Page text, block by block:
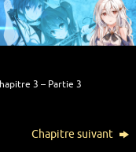
3 – Partie 3
Chapitre suivant